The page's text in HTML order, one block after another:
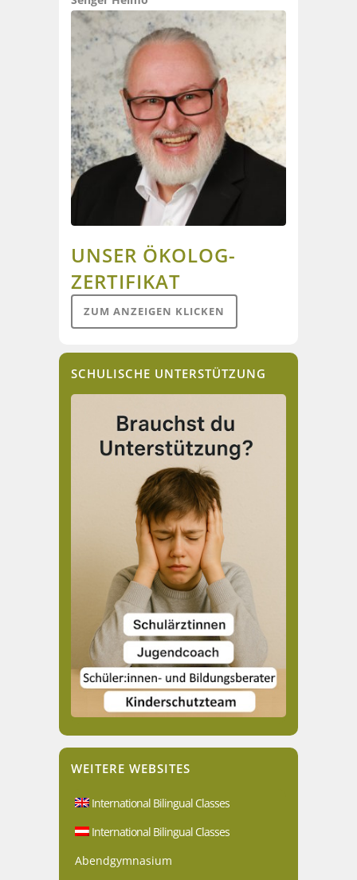
UNSER ÖKOLOG-
ZERTIFIKAT
ZUM ANZEIGEN KLICKEN
SCHULISCHE UNTERSTÜTZUNG
WEITERE WEBSITES
International Bilingual Classes
International Bilingual Classes
Abendgymnasium